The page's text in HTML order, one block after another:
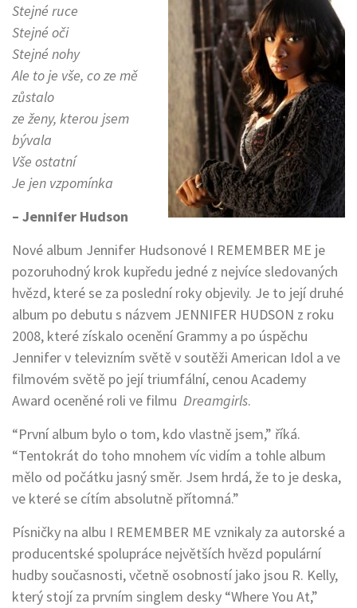
Stejné ruce
Stejné oči
Stejné nohy
Ale to je vše, co ze mě
zůstalo
ze ženy, kterou jsem
bývala
Vše ostatní
Je jen vzpomínka
– Jennifer Hudson
Nové album Jennifer Hudsonové I REMEMBER ME je
pozoruhodný krok kupředu jedné z nejvíce sledovaných
hvězd, které se za poslední roky objevily. Je to její druhé
album po debutu s názvem JENNIFER HUDSON z roku
2008, které získalo ocenění Grammy a po úspěchu
Jennifer v televizním světě v soutěži American Idol a ve
filmovém světě po její triumfální, cenou Academy
Award oceněné roli ve filmu Dreamgirls.
“První album bylo o tom, kdo vlastně jsem,” říká.
“Tentokrát do toho mnohem víc vidím a tohle album
mělo od počátku jasný směr. Jsem hrdá, že to je deska,
ve které se cítím absolutně přítomná.”
Písničky na albu I REMEMBER ME vznikaly za autorské a
producentské spolupráce největších hvězd populární
hudby současnosti, včetně osobností jako jsou R. Kelly,
který stojí za prvním singlem desky “Where You At,”